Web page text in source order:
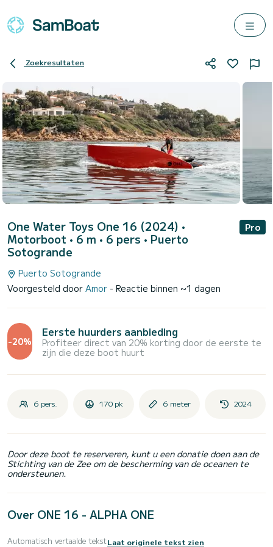
Zoekresultaten
One Water Toys One 16 (2024) •
Motorboot • 6 m • 6 pers • Puerto
Sotogrande
Pro
Puerto Sotogrande
Voorgesteld door Amor - Reactie binnen ~1 dagen
-20%
Eerste huurders aanbieding
Profiteer direct van 20% korting door de eerste te
zijn die deze boot huurt
6 pers. 170 pk 6 meter 2024
Door deze boot te reserveren, kunt u een donatie doen aan de
Stichting van de Zee om de bescherming van de oceanen te
ondersteunen.
Over ONE 16 - ALPHA ONE
Automatisch vertaalde tekstLaat originele tekst zien